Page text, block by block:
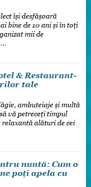
își desfășoară
bine de 10 ani și în toți
mii de
& Restaurant-
tale
ambuteiaje și multă
vă petreceți timpul
alături de cei
nuntă: Cum o
poţi apela cu